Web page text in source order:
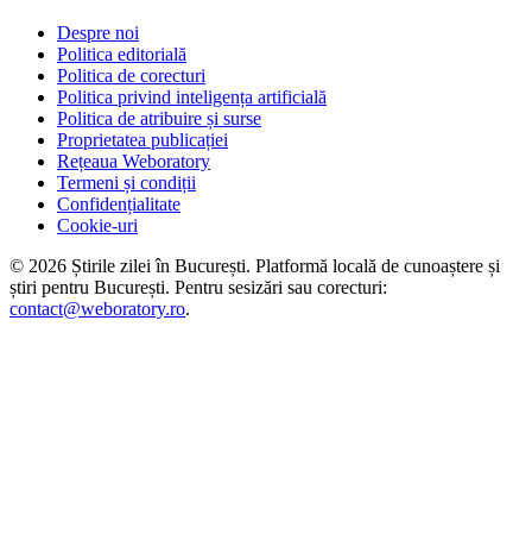
Despre noi
Politica editorială
Politica de corecturi
Politica privind inteligența artificială
Politica de atribuire și surse
Proprietatea publicației
Rețeaua Weboratory
Termeni și condiții
Confidențialitate
Cookie-uri
© 2026 Știrile zilei în București. Platformă locală de cunoaștere și
știri pentru București. Pentru sesizări sau corecturi:
contact@weboratory.ro.